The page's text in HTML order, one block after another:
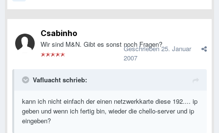
Csabinho
Wir sind M&N. Gibt es sonst noch Fragen?
Geschrieben25. Januar
2007
Vafluacht schrieb:
kann ich nicht einfach der einen netzwerkkarte diese 192.... ip
geben und wenn ich fertig bin, wieder die chello-server und ip
eingeben?